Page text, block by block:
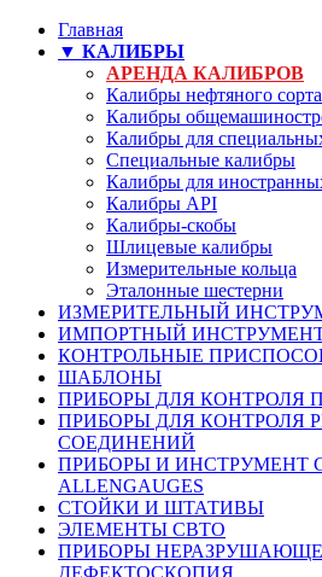
Главная
▼ КАЛИБРЫ
АРЕНДА КАЛИБРОВ
Калибры нефтяного
Калибры
Калибры для
Специальные калибры
Калибры для
Калибры API
Калибры-скобы
Шлицевые калибры
Измерительные кольца
Эталонные шестерни
ИЗМЕРИТЕЛЬНЫЙ
ИМПОРТНЫЙ
КОНТРОЛЬНЫЕ
ШАБЛОНЫ
ПРИБОРЫ ДЛЯ КОНТРОЛЯ
ПРИБОРЫ ДЛЯ КОНТРОЛЯ
СОЕДИНЕНИЙ
ПРИБОРЫ И ИНСТРУМЕНТ
ALLENGAUGES
СТОЙКИ И ШТАТИВЫ
ЭЛЕМЕНТЫ СВТО
ПРИБОРЫ
ДЕФЕКТОСКОПИЯ